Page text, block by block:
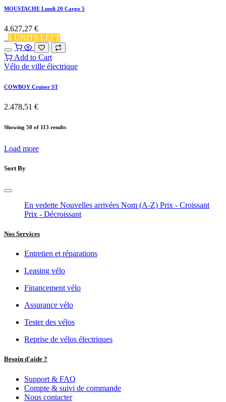
MOUSTACHE Lundi 20 Cargo 5
4.627,27 €
1 UNITS LEFT
Add to Cart
Vélo de ville électrique
COWBOY Cruiser ST
2.478,51 €
Showing 50 of 113 results
Load more
Sort By
En vedette Nouvelles arrivées Nom (A-Z) Prix - Croissant
Prix - Décroissant
Nos Services
Entretien et réparations
Leasing vélo
Financement vélo
Assurance vélo
Tester des vélos
Reprise de vélos électriques
Besoin d'aide ?
Support & FAQ
Compte & suivi de commande
Nous contacter